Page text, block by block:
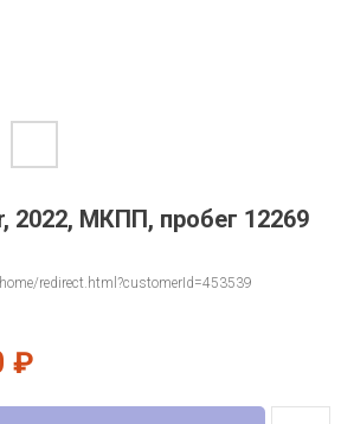
2022, МКПП, пробег 12269
redirect.html?customerId=453539
₽